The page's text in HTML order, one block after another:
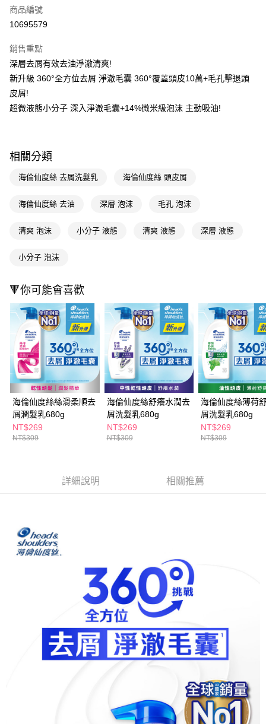
信用卡一次付款
LINE Pay
Apple Pay
街口支付
【關於「AFTEE先享後付」】
AFTEE先享後付是「在收到商品之後才付款」的支付方式。 讓您購物簡單
１．簡單：不需註冊會員、不需綁卡、不需儲值。
３．安心：先確認商品／服務後，再付款。
１．於結帳方式選擇「AFTEE先享後付」後，將跳轉至「AFTEE先享後付」
結帳頁面，進行簡訊認證並確認金額後，即可完成結帳。
２．訂單成立數日內，您將收到繳費通知簡訊。
３．收到繳費通知簡訊後14天內，點擊此簡訊中的連結，可透過四大超商／
ATM／網路銀行／等多元方式進行付款，方視為交易完成。
※ 請注意：結帳手續完成當下不需立刻繳費，但若您需要取消訂單，請聯絡
購買商品的店家。未經商家同意取消之訂單仍視為有效，需透過AFTEE先享
後付繳納相關費用。
※ 交易是否成功請以「AFTEE先享後付 」之結帳頁面顯示為準，若有關於
是否繳費成功／繳費後需取消欲退款等相關疑問，請聯繫「AFTEE先享後付
客戶支援中心」https://netprotections.freshdesk.com/support/home
【注意事項】
１．透過由恩沛科技股份有限公司提供之「AFTEE先享後付」服務完成之交
易，需依本服務之必要範圍內提供個人資料，並將交易相關給付款項請求債
３．未成年的使用者請事先徵得法定代理人或監護人之同意方可使用
「AFTEE先享後付」，若未經同意申辦者引起之損失，本公司不負相關責
請求用戶進行身份認證。
５．嚴禁一人註冊多個帳號或使用他人資訊註冊。若發現惡意使用之情形，
恩沛科技股份有限公司將有權停止該用戶之使用額度並採取法律行動。
即享券
運送方式
全家取貨付款
付款後全家取貨
每筆NT$65，滿NT$390(含以上)免運費
萊爾富取貨付款
每筆NT$65，滿NT$490(含以上)免運費
付款後萊爾富取貨
每筆NT$65，滿NT$490(含以上)免運費
7-11取貨付款
每筆NT$65，滿NT$490(含以上)免運費
每筆NT$80，滿NT$290(含以上)免運費
商品編號
10695579
銷售重點
深層去屑有效去油淨澈清爽!
新升級 360°全方位去屑 淨澈毛囊 360°覆蓋頭皮10萬+毛孔擊退頭
皮屑!
超微液態小分子 深入淨澈毛囊+14%微米級泡沫 主動吸油!
相關分類
海倫仙度絲 去屑洗髮乳 海倫仙度絲 頭皮屑
海倫仙度絲 去油 深層 泡沫 毛孔 泡沫
清爽 泡沫 小分子 液態 清爽 液態 深層 液態
小分子 泡沫
🔻你可能會喜歡
海倫仙度絲絲滑柔順去
屑潤髮乳680g
NT$269
NT$309
海倫仙度絲舒癢水潤去
屑洗髮乳680g
NT$269
NT$309
海倫仙度絲薄荷
屑洗髮乳680g
NT$269
NT$309
詳細說明 相關推薦